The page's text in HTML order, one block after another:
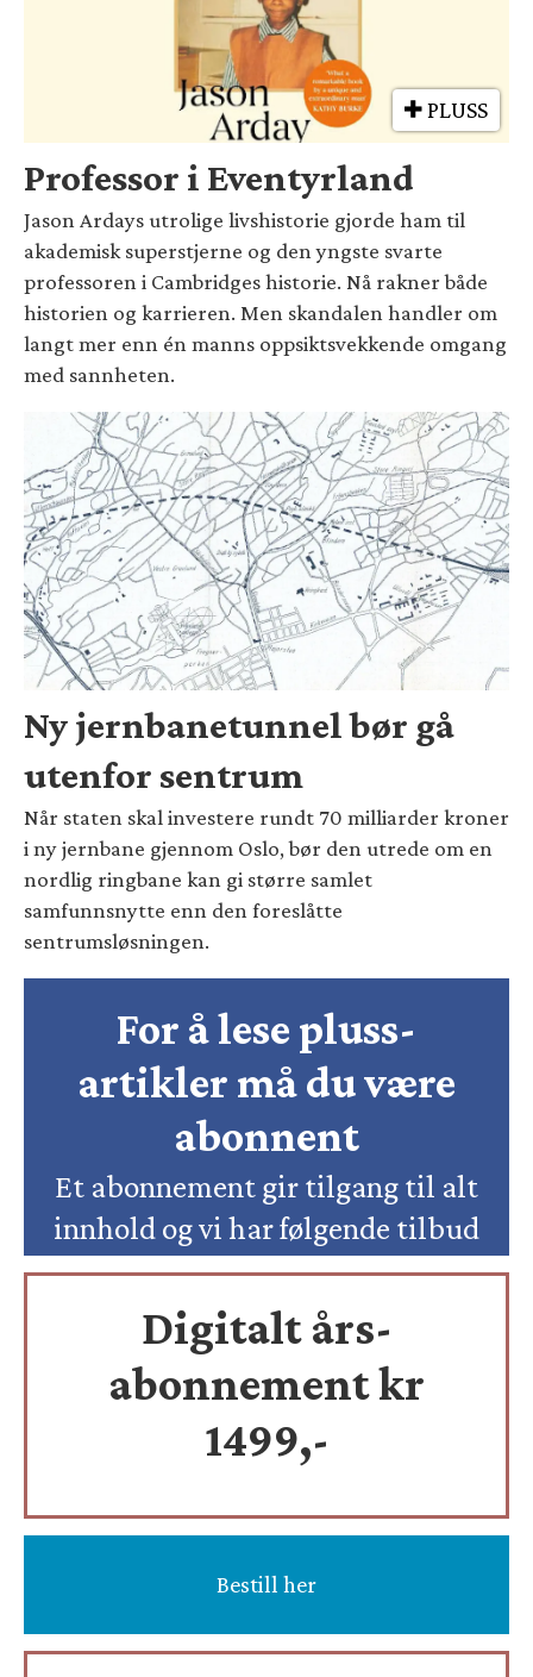
PLUSS
Professor i Eventyrland
Jason Ardays utrolige livshistorie gjorde ham til
akademisk superstjerne og den yngste svarte
professoren i Cambridges historie. Nå rakner både
historien og karrieren. Men skandalen handler om
langt mer enn én manns oppsiktsvekkende omgang
med sannheten.
Ny jernbanetunnel bør gå
utenfor sentrum
Når staten skal investere rundt 70 milliarder kroner
i ny jernbane gjennom Oslo, bør den utrede om en
nordlig ringbane kan gi større samlet
samfunnsnytte enn den foreslåtte
sentrumsløsningen.
For å lese pluss-
artikler må du være
abonnent
Et abonnement gir tilgang til alt
innhold og vi har følgende tilbud
Digitalt års-
abonnement kr
1499,-
Bestill her